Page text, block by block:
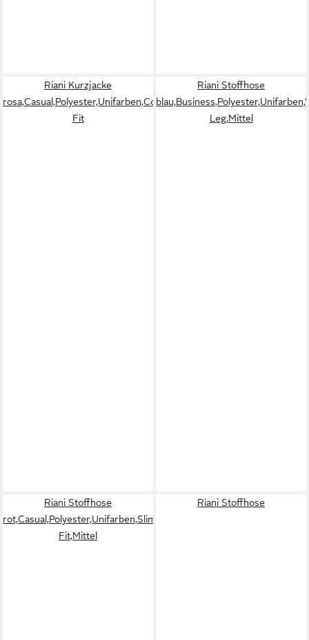
Riani Kurzjacke
rosa,Casual,Polyester,Unifarben,Collegekragen,Lang,Regular
Fit
Riani Stoffhose
Leg,Mittel
Riani Stoffhose
rot,Casual,Polyester,Unifarben,Slim
Fit,Mittel
Riani Stoffhose